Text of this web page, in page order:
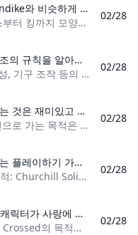
킹 알버트 King Albert는 Klondike와 비슷하게 플레이되는 오픈 솔리테어 게임입니다. 하지만 이 게임에서는 플레이어가 드로우 더미나 폐기물 더미를 갖지 않습니다. 대신 플레이어는 예비 카드 7장에 액세스할 수 있습니다. 좀 더 도전적인 클래식 솔리테어 게임을 찾고 있다면 King Albert를 시도해 보세요.
KING ALBERT의 목표: 에이스부터 킹까지 모양에 따라 4개의 기초 파일을 쌓으세요. 플레이어 수: 1명 카드 수: 52개 카드 데크 카드 순위: (낮음) 에이스 – 킹
02/28
리듬체조 스포츠 규칙 리듬체조의 규칙을 알아보세요. 기구부터 득점까지 이 아름다운 스포츠를 이해하기 위해 알아야 할 모든 것을 배우십시오.
리듬 체조의 목표: 댄스, 유연성, 기구 조작 등의 요소를 통합한 루틴을 정확하고 우아하게 수행하여 다른 경쟁자보다 더 많은 점수를 획득합니다. 플레이어 수: 1~5
02/28
보스턴으로 가다 보스턴에 가는 것은 재미있고 빠른 주사위 게임입니다. 원하는 만큼 많은 플레이어를 보유할 수 있으므로 대규모 그룹이 플레이할 수 있습니다! 주사위 3개, 종이 한 장, 연필 한 자루만 있으면 이동 중에 이 게임을 즐길 수 있습니다!
보스턴으로 가는 목적: 보스턴으로 가는 목적은 게임이 끝날 때까지 가장 많은 점수를 얻는 것입니다. 플레이어 수: 3명 이상 재료: 주사위 3개, 점수표, 연필/펜 게
02/28
처칠 솔리테어 처칠 솔리테어는 플레이하기 가장 어려운 솔리테어 게임으로 간주됩니다. 두 개의 전체 카드 덱을 사용하며 테이블에는 Devil's Six라고 불리는 별도의 카드 레이아웃이 있습니다. 처칠 솔리테어의 목표는 팀원 중 누군가가 먼저 카드를 다 써버리게 하는 것입니다.
CHURCHILL SOLITAIRE의 목적: Churchill Solitaire의 목적은 팀 중 누군가가 먼저 카드를 다 써버리게 하는 것입니다. 플레이어 수: 1명 재료: 표준 52장 카드 데
02/28
별이 교차됨 Star Crossed는 캐릭터가 사랑에 빠지거나 마음이 상하는 모습을 천천히 지켜보는 2인용 롤플레잉 게임입니다.
STAR CROSSED의 목적: Star Crossed의 목적은 별이 교차한 두 연인에 대한 아름다운 이야기를 만드는 것입니다. 플레이어 수: 2 재료: 룰북, 54개의 쌓기
02/28